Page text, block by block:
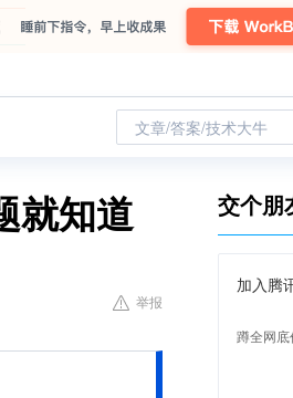
文章/答案/技术大牛
就知道
举报
交个朋
加入腾
蹲全网底